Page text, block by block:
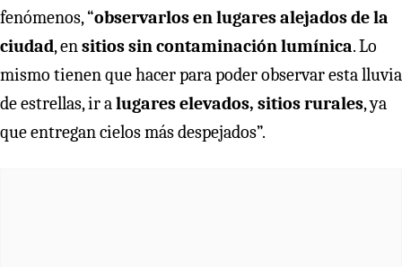
fenómenos, “observarlos en lugares alejados de la
ciudad, ensitios sin contaminación lumínica. Lo
mismo tienen que hacer para poder observar esta lluvia
de estrellas, ir alugares elevados, sitios rurales, ya
que entregan cielos más despejados”.